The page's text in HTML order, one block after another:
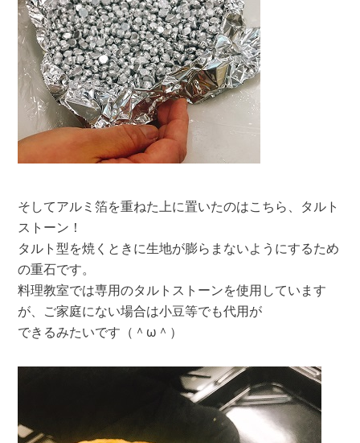
そしてアルミ箔を重ねた上に置いたのはこちら、タルト
ストーン！
タルト型を焼くときに生地が膨らまないようにするため
の重石です。
料理教室では専用のタルトストーンを使用しています
が、ご家庭にない場合は小豆等でも代用が
できるみたいです（＾ω＾）